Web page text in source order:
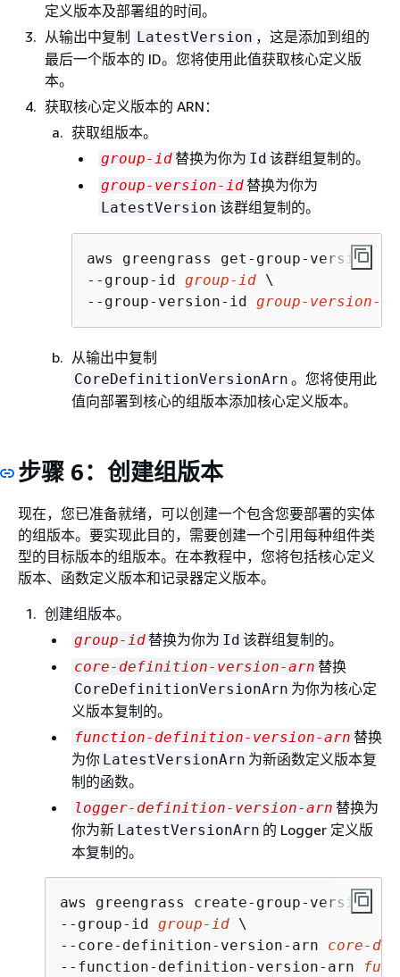
定义版本及部署组的时间。
从输出中复制 LatestVersion ，这是添加到组的
最后一个版本的 ID。您将使用此值获取核心定义版
本。
获取核心定义版本的 ARN：
获取组版本。
group-id 替换为你为 Id 该群组复制的。
group-version-id 替换为你为
LatestVersion 该群组复制的。
aws greengrass get-group-version \
--group-id group-id \
--group-version-id group-version-id
从输出中复制
CoreDefinitionVersionArn 。您将使用此
值向部署到核心的组版本添加核心定义版本。
步骤 6：创建组版本
现在，您已准备就绪，可以创建一个包含您要部署的实体
的组版本。要实现此目的，需要创建一个引用每种组件类
型的目标版本的组版本。在本教程中，您将包括核心定义
版本、函数定义版本和记录器定义版本。
创建组版本。
group-id 替换为你为 Id 该群组复制的。
core-definition-version-arn 替换
CoreDefinitionVersionArn 为你为核心定
义版本复制的。
function-definition-version-arn 替换
为你 LatestVersionArn 为新函数定义版本复
制的函数。
logger-definition-version-arn 替换为
你为新 LatestVersionArn 的 Logger 定义版
本复制的。
aws greengrass create-group-version \
--group-id group-id \
--core-definition-version-arn core-
--function-definition-version-arn